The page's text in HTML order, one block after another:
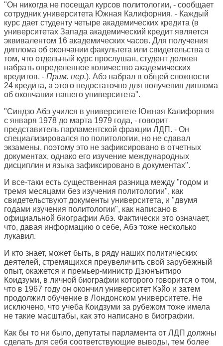
"Он никогда не посещал курсов политологии, - сообщает
сотрудник университета Южная Калифорния. - Каждый
курс дает студенту четыре академических кредита (в
университетах Запада академический кредит является
эквивалентом 16 академических часов. Для получения
диплома об окончании факультета или свидетельства о
том, что отдельный курс прослушан, студент должен
набрать определенное количество академических
кредитов. - Прим. пер.). Абэ набрал в общей сложности
24 кредита, а этого недостаточно для получения диплома
об окончании нашего университета".
"Синдзо Абэ учился в университете Южная Калифорния
с января 1978 до марта 1979 года, - говорит
представитель парламентской фракции ЛДП. - Он
специализировался по политологии, но не сдавал
экзамены, поэтому это не зафиксировано в отчетных
документах, однако его изучение международных
дисциплин и языка зафиксировано в документах".
И все-таки есть существенная разница между "годом и
тремя месяцами без изучения политологии", как
свидетельствуют документы университета, и "двумя
годами изучения политологии", как написано в
официальной биографии Абэ. Фактически это означает,
что, давая информацию о себе, Абэ тоже несколько
лукавил.
И кто знает, может быть, в ряду наших политических
деятелей, стремящихся преувеличить свой зарубежный
опыт, окажется и премьер-министр Дзюнъитиро
Коидзуми, в личной биографии которого говорится о том,
что в 1967 году он окончил университет Кэйо и затем
продолжил обучение в Лондонском университете. Не
исключено, что учеба Коидзуми за рубежом тоже имела
не такие масштабы, как это написано в биографии.
Как бы то ни было, депутаты парламента от ЛДП должны
сделать для себя соответствующие выводы, тем более